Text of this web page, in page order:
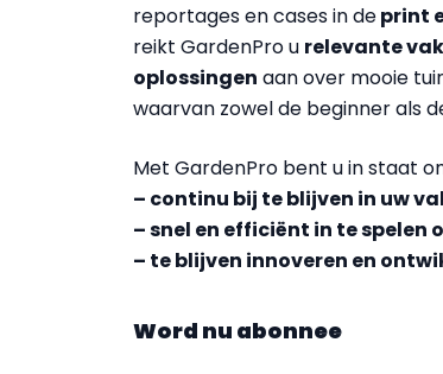
reportages en cases in deprint
reikt GardenPro u relevante
oplossingen aan over mooie
waarvan zowel de beginner als
Met GardenPro bent u in staat
– continu bij te blijven in uw
– snel en efficiënt in te spelen
– te blijven innoveren en
Word nu abonnee